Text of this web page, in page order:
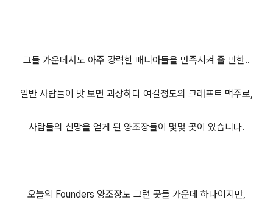
그들 가운데서도 아주 강력한 매니아들을 만족시켜 줄 만한..
일반 사람들이 맛 보면 괴상하다 여길정도의 크래프트 맥주로,
사람들의 신망을 얻게 된 양조장들이 몇몇 곳이 있습니다.
오늘의 Founders 양조장도 그런 곳들 가운데 하나이지만,